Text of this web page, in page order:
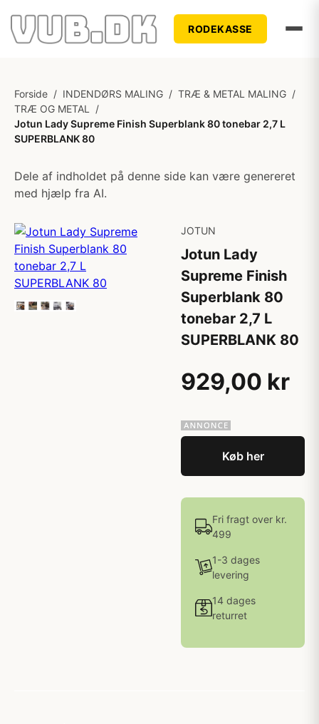
RODEKASSE
Forside / INDENDØRS MALING / TRÆ & METAL MALING /
TRÆ OG METAL
/
Jotun Lady Supreme Finish Superblank 80 tonebar 2,7 L
SUPERBLANK 80
Dele af indholdet på denne side kan være genereret
med hjælp fra AI.
JOTUN
Jotun Lady
Supreme Finish
Superblank 80
tonebar 2,7 L
SUPERBLANK 80
929,00 kr
Køb her
Fri fragt over kr.
499
1-3 dages
levering
14 dages
returret